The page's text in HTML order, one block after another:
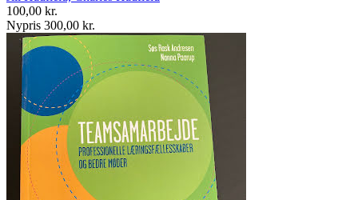
100,00 kr.
Nypris 300,00 kr.